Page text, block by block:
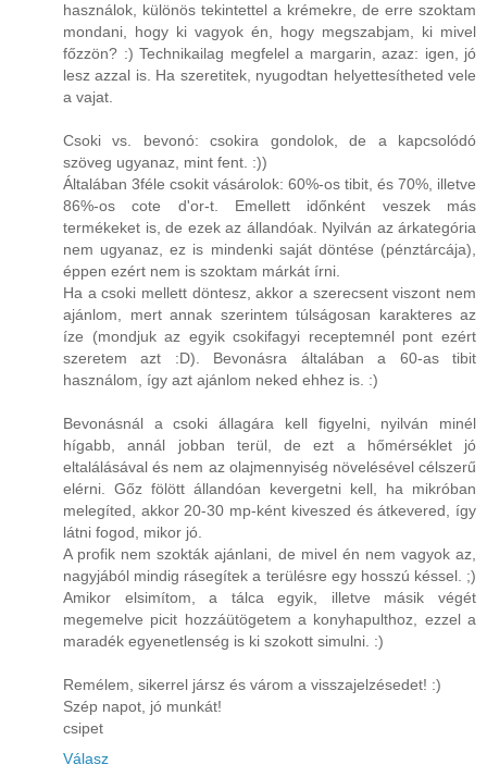
használok, különös tekintettel a krémekre, de erre szoktam
mondani, hogy ki vagyok én, hogy megszabjam, ki mivel
főzzön? :) Technikailag megfelel a margarin, azaz: igen, jó
lesz azzal is. Ha szeretitek, nyugodtan helyettesítheted vele
a vajat.
Csoki vs. bevonó: csokira gondolok, de a kapcsolódó
szöveg ugyanaz, mint fent. :))
Általában 3féle csokit vásárolok: 60%-os tibit, és 70%, illetve
86%-os cote d'or-t. Emellett időnként veszek más
termékeket is, de ezek az állandóak. Nyilván az árkategória
nem ugyanaz, ez is mindenki saját döntése (pénztárcája),
éppen ezért nem is szoktam márkát írni.
Ha a csoki mellett döntesz, akkor a szerecsent viszont nem
ajánlom, mert annak szerintem túlságosan karakteres az
íze (mondjuk az egyik csokifagyi receptemnél pont ezért
szeretem azt :D). Bevonásra általában a 60-as tibit
használom, így azt ajánlom neked ehhez is. :)
Bevonásnál a csoki állagára kell figyelni, nyilván minél
hígabb, annál jobban terül, de ezt a hőmérséklet jó
eltalálásával és nem az olajmennyiség növelésével célszerű
elérni. Gőz fölött állandóan kevergetni kell, ha mikróban
melegíted, akkor 20-30 mp-ként kiveszed és átkevered, így
látni fogod, mikor jó.
A profik nem szokták ajánlani, de mivel én nem vagyok az,
nagyjából mindig rásegítek a terülésre egy hosszú késsel. ;)
Amikor elsimítom, a tálca egyik, illetve másik végét
megemelve picit hozzáütögetem a konyhapulthoz, ezzel a
maradék egyenetlenség is ki szokott simulni. :)
Remélem, sikerrel jársz és várom a visszajelzésedet! :)
Szép napot, jó munkát!
csipet
Válasz